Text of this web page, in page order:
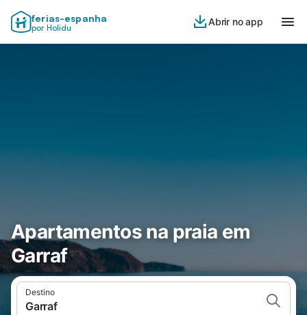
ferias-espanha
por Holidu
Abrir no app
Apartamentos na praia em
Garraf
Destino
Garraf